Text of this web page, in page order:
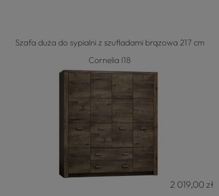
Szafa duża do sypialni z szufladami brązowa 217 cm
Cornelia I18
2 019,00 zł